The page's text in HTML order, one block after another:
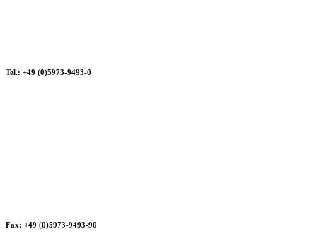
Tel.: +49 (0)5973-9493-0
Fax: +49 (0)5973-9493-90